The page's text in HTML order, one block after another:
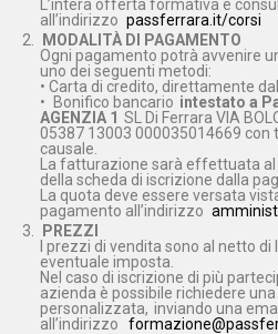
L’intera offerta formativa è
all’indirizzo passferrara.it/corsi
MODALITÀ DI PAGAMENTO
Ogni pagamento potrà avvenire
uno dei seguenti metodi:
• Carta di credito, direttamente
•
Bonifico bancario intestato a
AGENZIA 1 SL Di Ferrara VIA
05387 13003 000035014669 con
causale.
La fatturazione sarà effettuata
della scheda di iscrizione dalla
La quota deve essere versata
pagamento all’indirizzo
PREZZI
I prezzi di vendita sono al netto di
eventuale imposta.
Nel caso di iscrizione di più
azienda è possibile richiedere
personalizzata, inviando una
all’indirizzo